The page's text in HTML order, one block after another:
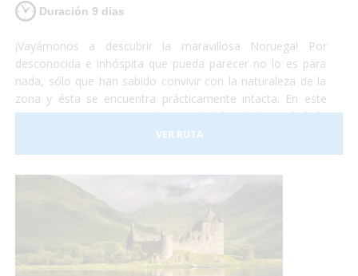
Duración 9 dias
¡Vayámonos a descubrir la maravillosa Noruega! Por
desconocida e inhóspita que pueda parecer no lo es para
nada, sólo que han sabido convivir con la naturaleza de la
zona y ésta se encuentra prácticamente intacta. En este
viaje comenzaremos por la capital del país, la ciudad de
Oslo. Al terminar de conocer la capital nos iremos en tren
hacia Bergen. Éste recorrido es uno de los más hermosos
con unas vistas privilegiadas también. ¡Te sorprenderá!
VER RUTA